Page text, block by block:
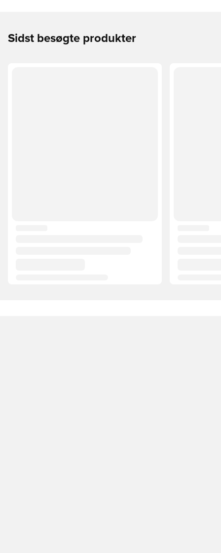
Sidst besøgte produkter